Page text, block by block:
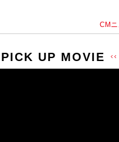
CMニ
PICK UP MOVIE